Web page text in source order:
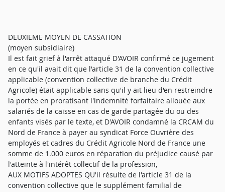
DEUXIEME MOYEN DE CASSATION
(moyen subsidiaire)
Il est fait grief à l'arrêt attaqué D'AVOIR confirmé ce jugement
en ce qu'il avait dit que l'article 31 de la convention collective
applicable (convention collective de branche du Crédit
Agricole) était applicable sans qu'il y ait lieu d'en restreindre
la portée en proratisant l'indemnité forfaitaire allouée aux
salariés de la caisse en cas de garde partagée du ou des
enfants visés par le texte, et D'AVOIR condamné la CRCAM du
Nord de France à payer au syndicat Force Ouvrière des
employés et cadres du Crédit Agricole Nord de France une
somme de 1.000 euros en réparation du préjudice causé par
l'atteinte à l'intérêt collectif de la profession,
AUX MOTIFS ADOPTES QU'il résulte de l'article 31 de la
convention collective que le supplément familial de